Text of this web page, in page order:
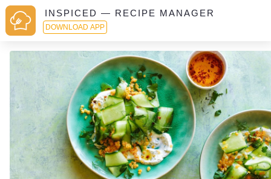
INSPICED — RECIPE MANAGER
DOWNLOAD APP